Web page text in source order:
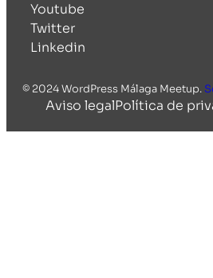
Youtube
Twitter
Linkedin
© 2024 WordPress Málaga Meetup.
Aviso legalPolítica de